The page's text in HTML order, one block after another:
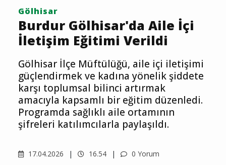
Gölhisar
Burdur Gölhisar'da Aile İçi
İletişim Eğitimi Verildi
Gölhisar İlçe Müftülüğü, aile içi iletişimi
güçlendirmek ve kadına yönelik şiddete
karşı toplumsal bilinci artırmak
amacıyla kapsamlı bir eğitim düzenledi.
Programda sağlıklı aile ortamının
şifreleri katılımcılarla paylaşıldı.
17.04.2026 16.54 0 Yorum